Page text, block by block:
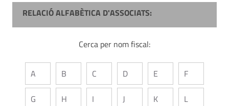
RELACIÓ ALFABÈTICA D'ASSOCIATS:
Cerca per nom fiscal:
A B C D E F
G H I J K L